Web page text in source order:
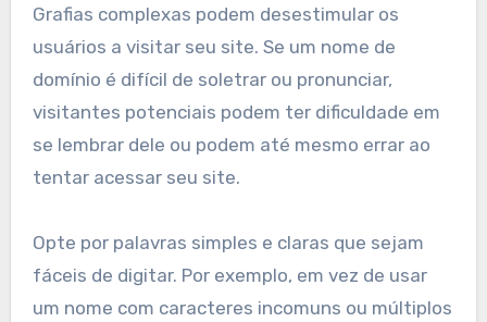
Grafias complexas podem desestimular os
usuários a visitar seu site. Se um nome de
domínio é difícil de soletrar ou pronunciar,
visitantes potenciais podem ter dificuldade em
se lembrar dele ou podem até mesmo errar ao
tentar acessar seu site.
Opte por palavras simples e claras que sejam
fáceis de digitar. Por exemplo, em vez de usar
um nome com caracteres incomuns ou múltiplos